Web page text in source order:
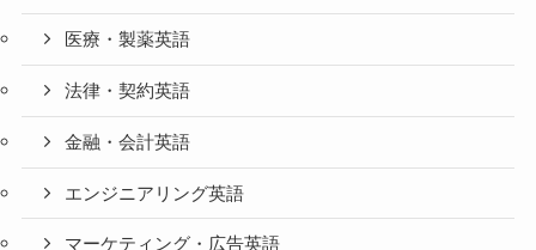
医療・製薬英語
法律・契約英語
金融・会計英語
エンジニアリング英語
マーケティング・広告英語